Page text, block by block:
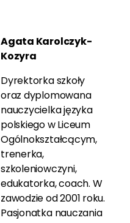
Agata Karolczyk-
Kozyra
Dyrektorka szkoły
oraz dyplomowana
nauczycielka języka
polskiego w Liceum
Ogólnokształcącym,
trenerka,
szkoleniowczyni,
edukatorka, coach. W
zawodzie od 2001 roku.
Pasjonatka nauczania